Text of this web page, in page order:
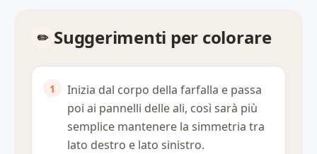
Suggerimenti per colorare
Inizia dal corpo della farfalla e passa
poi ai pannelli delle ali, così sarà più
semplice mantenere la simmetria tra
lato destro e lato sinistro.